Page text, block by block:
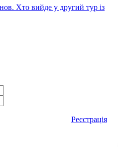
Хто вийде у другий тур із
Реєстрація